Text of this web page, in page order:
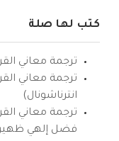
كتب لها صلة
ترجمة معاني
ترجمة معاني
انترناشونال)
ترجمة معاني
فضل إلهي